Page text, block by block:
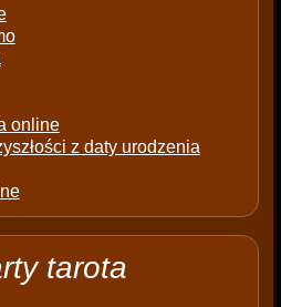
online
z daty urodzenia
tarota